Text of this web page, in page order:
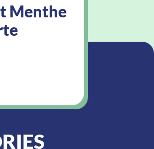
Menthe